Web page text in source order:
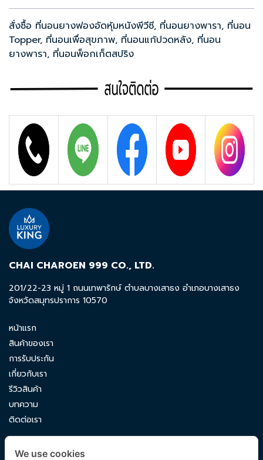
สั่งซื้อ ที่นอนยางฟองอัดหุ้มหนังพีวีซี, ที่นอนยางพารา, ที่นอน
Topper, ที่นอนเพื่อสุขภาพ, ที่นอนแก้ปวดหลัง, ที่นอน
ยางพารา, ที่นอนพ็อกเก็ตสปริง
CHAI CHAROEN 999 CO., LTD.
201/22-23 หมู่ 1 ถนนเทพารักษ์ ตำบลบางเสาธง อำเภอบางเสาธง
จังหวัดสมุทรปราการ 10570
หน้าแรก
สินค้าของเรา
การรับประกัน
เกี่ยวกับเรา
รีวิวสินค้า
บทความ
ติดต่อเรา
We use cookies